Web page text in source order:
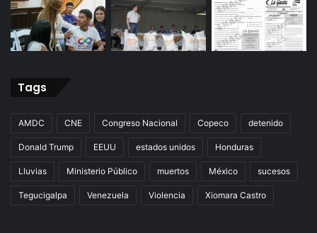
Tags
AMDC CNE Congreso Nacional Copeco detenido
Donald Trump EEUU estados unidos Honduras
Lluvias Ministerio Público muertos México sucesos
Tegucigalpa Venezuela Violencia Xiomara Castro